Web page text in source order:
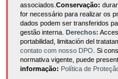
associados. Conservação:
for necessário para realizar os
dados podem ser transferidos
gestão interna. Derechos:
portabilidad, limitación del
contato com nosso DPO . Si
normativa vigente, puede
informação: Política de